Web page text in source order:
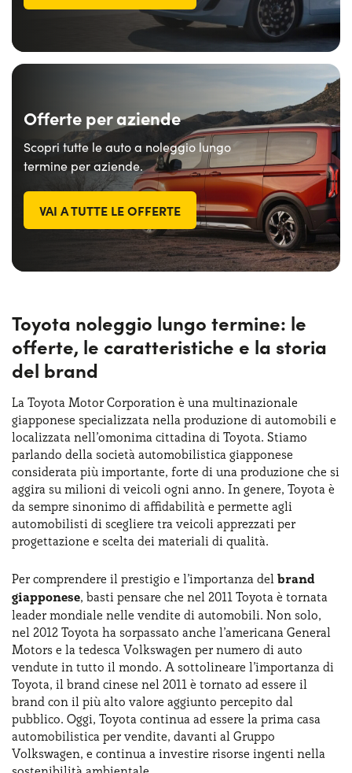
Offerte per aziende
Scopri tutte le auto a noleggio lungo
termine per aziende.
VAI A TUTTE LE OFFERTE
Toyota noleggio lungo termine: le
offerte, le caratteristiche e la storia
del brand
La Toyota Motor Corporation è una multinazionale
giapponese specializzata nella produzione di automobili e
localizzata nell’omonima cittadina di Toyota. Stiamo
parlando della società automobilistica giapponese
considerata più importante, forte di una produzione che si
aggira su milioni di veicoli ogni anno. In genere, Toyota è
da sempre sinonimo di affidabilità e permette agli
automobilisti di scegliere tra veicoli apprezzati per
progettazione e scelta dei materiali di qualità.
Per comprendere il prestigio e l’importanza del brand
giapponese, basti pensare che nel 2011 Toyota è tornata
leader mondiale nelle vendite di automobili. Non solo,
nel 2012 Toyota ha sorpassato anche l’americana General
Motors e la tedesca Volkswagen per numero di auto
vendute in tutto il mondo. A sottolineare l’importanza di
Toyota, il brand cinese nel 2011 è tornato ad essere il
brand con il più alto valore aggiunto percepito dal
pubblico. Oggi, Toyota continua ad essere la prima casa
automobilistica per vendite, davanti al Gruppo
Volkswagen, e continua a investire risorse ingenti nella